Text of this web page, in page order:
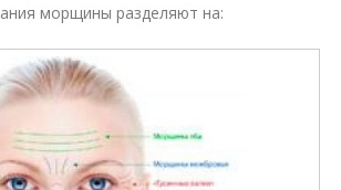
морщины разделяют на: